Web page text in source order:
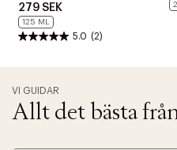
279 SEK
125 ML
5.0 (2)
VI GUIDAR
Allt det bästa